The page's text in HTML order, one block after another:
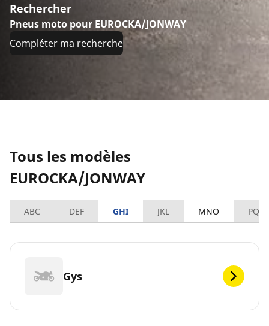
Rechercher
Pneus moto pour EUROCKA/JONWAY
Compléter ma recherche
Tous les modèles
EUROCKA/JONWAY
ABC DEF GHI JKL MNO PQRS
Gys